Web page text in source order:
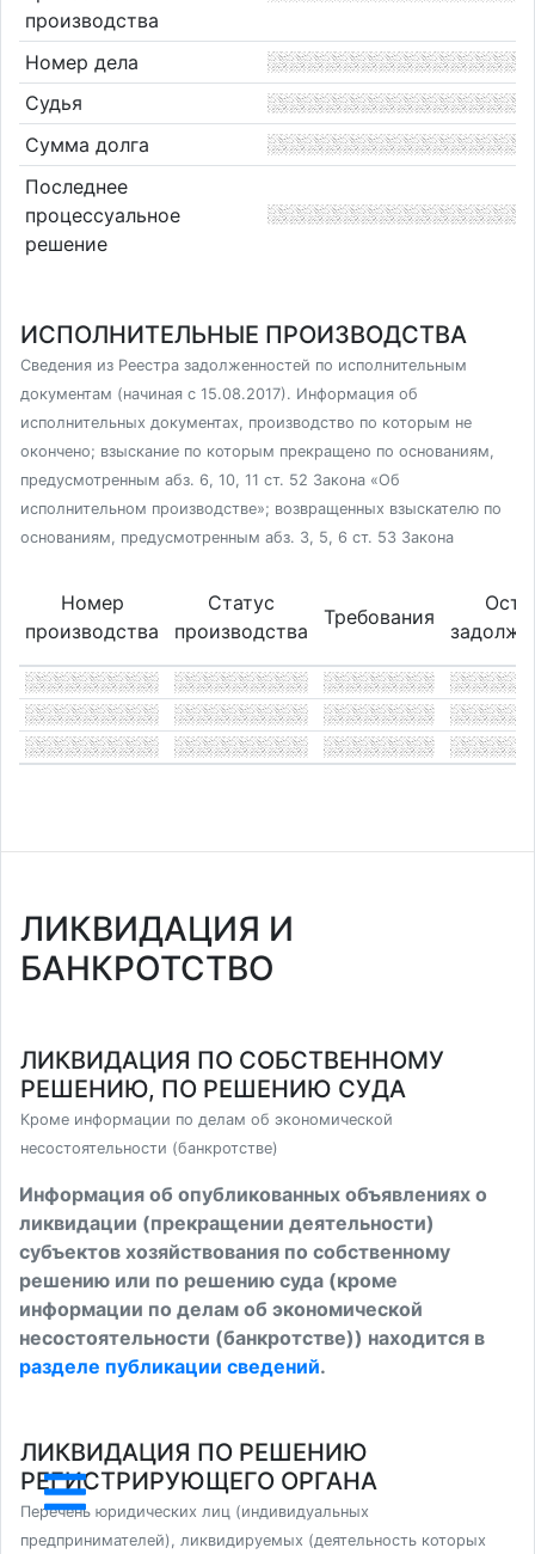
производства
Номер дела
Судья
Сумма долга
Последнее
процессуальное
решение
ИСПОЛНИТЕЛЬНЫЕ ПРОИЗВОДСТВА
Сведения из Реестра задолженностей по исполнительным
документам (начиная с 15.08.2017). Информация об
исполнительных документах, производство по которым не
окончено; взыскание по которым прекращено по основаниям,
предусмотренным абз. 6, 10, 11 ст. 52 Закона «Об
исполнительном производстве»; возвращенных взыскателю по
основаниям, предусмотренным абз. 3, 5, 6 ст. 53 Закона
Номер
производства
Статус
производства
Требования
ЛИКВИДАЦИЯ И
БАНКРОТСТВО
ЛИКВИДАЦИЯ ПО СОБСТВЕННОМУ
РЕШЕНИЮ, ПО РЕШЕНИЮ СУДА
Кроме информации по делам об экономической
несостоятельности (банкротстве)
Информация об опубликованных объявлениях о
ликвидации (прекращении деятельности)
субъектов хозяйствования по собственному
решению или по решению суда (кроме
информации по делам об экономической
несостоятельности (банкротстве)) находится в
разделе публикации сведений.
ЛИКВИДАЦИЯ ПО РЕШЕНИЮ
РЕГИСТРИРУЮЩЕГО ОРГАНА
Перечень юридических лиц (индивидуальных
предпринимателей), ликвидируемых (деятельность которых